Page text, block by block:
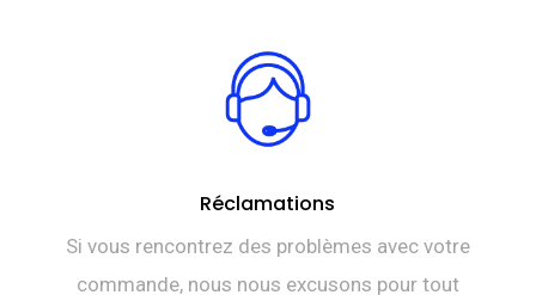
Réclamations
Si vous rencontrez des problèmes avec votre
commande, nous nous excusons pour tout